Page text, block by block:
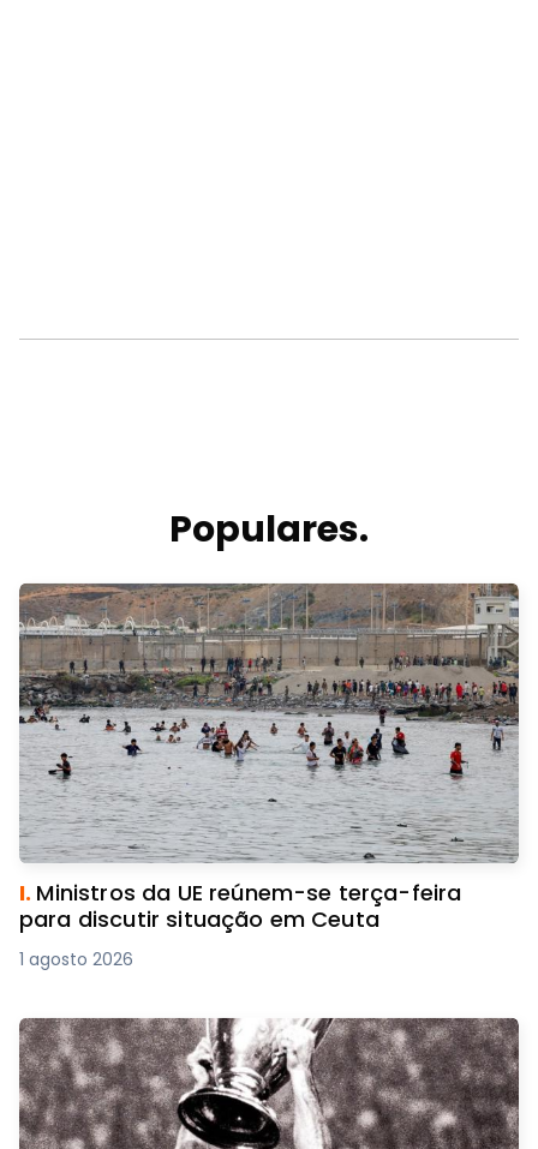
Populares.
I. Ministros da UE reúnem-se terça-feira
para discutir situação em Ceuta
1 agosto 2026